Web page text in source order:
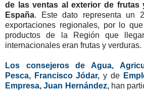
de las ventas al exterior de frutas
España. Este dato representa un
exportaciones regionales, por lo
productos de la Región que
internacionales eran frutas y verduras.
Los consejeros de Agua,
Pesca, Francisco Jódar, y de
Empresa, Juan Hernández,han